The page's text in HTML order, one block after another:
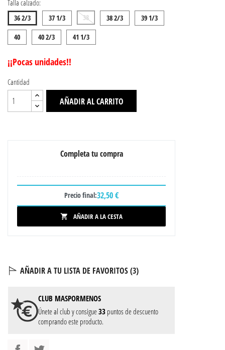
Talla calzado:
36 2/3 37 1/3 38 38 2/3
39 1/3
40
40 2/3 41 1/3
¡¡Pocas unidades!!
Cantidad
AÑADIR AL CARRITO
Completa tu compra
Precio final:32,50 €
 AÑADIR A LA CESTA
AÑADIR A TU LISTA DE FAVORITOS (3)
CLUB MASPORMENOS
Únete al club y consigue33 puntos de descuento
comprando este producto.